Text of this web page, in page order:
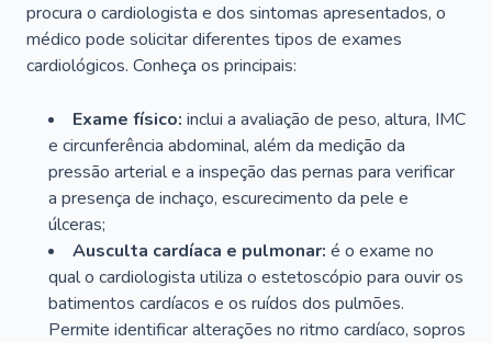
procura o cardiologista e dos sintomas apresentados, o
médico pode solicitar diferentes tipos de exames
cardiológicos. Conheça os principais:
Exame físico: inclui a avaliação de peso, altura, IMC
e circunferência abdominal, além da medição da
pressão arterial e a inspeção das pernas para verificar
a presença de inchaço, escurecimento da pele e
úlceras;
Ausculta cardíaca e pulmonar: é o exame no
qual o cardiologista utiliza o estetoscópio para ouvir os
batimentos cardíacos e os ruídos dos pulmões.
Permite identificar alterações no ritmo cardíaco, sopros